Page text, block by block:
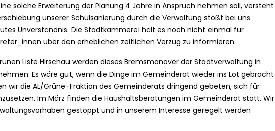
solche Erweiterung der Planung 4 Jahre in Anspruch nehmen soll, versteht
unserer Schulsanierung durch die Verwaltung stößt bei uns
Unverständnis. Die Stadtkämmerei hält es noch nicht einmal für
über den erheblichen zeitlichen Verzug zu informieren.
Liste Hirschau werden dieses Bremsmanöver der Stadtverwaltung in
Es wäre gut, wenn die Dinge im Gemeinderat wieder ins Lot gebracht
wir die AL/Grüne-Fraktion des Gemeinderats dringend gebeten, sich für
Im März finden die Haushaltsberatungen im Gemeinderat statt. Wir
gestoppt und in unserem Interesse geregelt werden